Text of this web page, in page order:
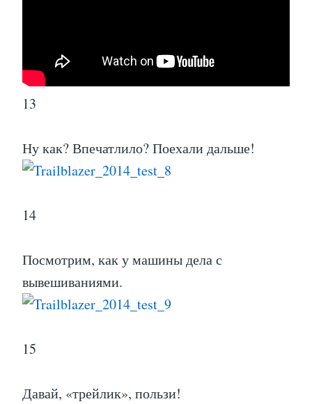
13
Ну как? Впечатлило? Поехали дальше!
14
Посмотрим, как у машины дела с
вывешиваниями.
15
Давай, «трейлик», пользи!